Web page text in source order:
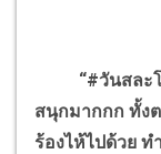
“#วันสละโส
สนุกมากกก ทั้ง
ร้องไห้ไปด้วย ท